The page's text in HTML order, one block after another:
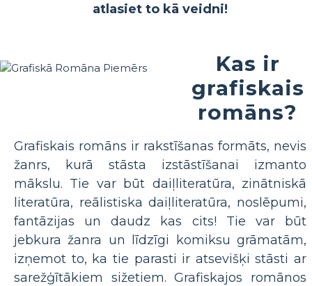
atlasiet to kā veidni!
Kas ir
grafiskais
romāns?
Grafiskais romāns ir rakstīšanas formāts, nevis
žanrs, kurā stāsta izstāstīšanai izmanto
mākslu. Tie var būt daiļliteratūra, zinātniskā
literatūra, reālistiska daiļliteratūra, noslēpumi,
fantāzijas un daudz kas cits! Tie var būt
jebkura žanra un līdzīgi komiksu grāmatām,
izņemot to, ka tie parasti ir atsevišķi stāsti ar
sarežģītākiem sižetiem. Grafiskajos romānos